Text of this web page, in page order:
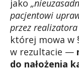
jako
pacjentowi
przez
której mowa w
w rezultacie —
do nałożenia